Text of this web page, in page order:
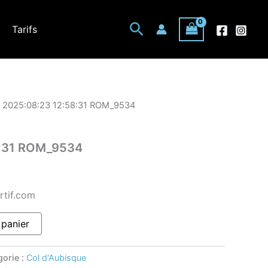
Tarifs Rechercher
2025:08:23 12:58:31 ROM_9534
ROM_9534
: Col d'Aubisque